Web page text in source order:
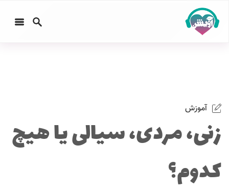
آموزش
زنی، مردی، سیالی یا هیچ
کدوم؟